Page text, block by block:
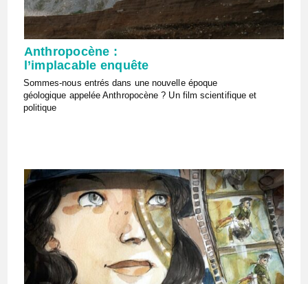
Anthropocène :
l’implacable enquête
Sommes-nous entrés dans une nouvelle époque
géologique appelée Anthropocène ? Un film scientifique et
politique